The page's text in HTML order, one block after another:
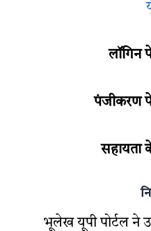
लॉगिन
पंजीकरण
सहायता
भूलेख यूपी पोर्टल ने